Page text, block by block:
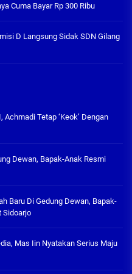
Cuma Bayar Rp 300 Ribu
D Langsung Sidak SDN Gilang
Achmadi Tetap ‘Keok’ Dengan
Dewan, Bapak-Anak Resmi
Baru Di Gedung Dewan, Bapak-
Sidoarjo
Mas Iin Nyatakan Serius Maju